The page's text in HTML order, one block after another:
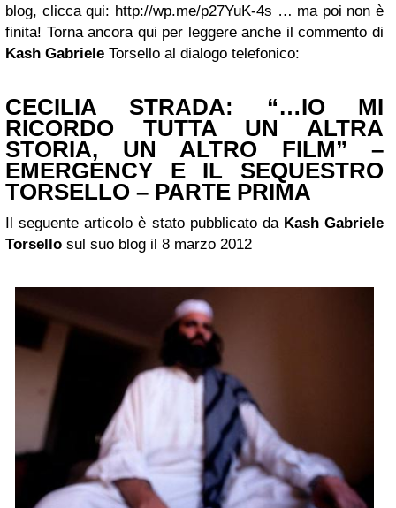
blog, clicca qui: http://wp.me/p27YuK-4s … ma poi non è
finita! Torna ancora qui per leggere anche il commento di
Kash Gabriele Torsello al dialogo telefonico:
CECILIA STRADA: “…IO MI
RICORDO TUTTA UN ALTRA
STORIA, UN ALTRO FILM” –
EMERGENCY E IL SEQUESTRO
TORSELLO – PARTE PRIMA
Il seguente articolo è stato pubblicato da Kash Gabriele
Torsello sul suo blog il 8 marzo 2012